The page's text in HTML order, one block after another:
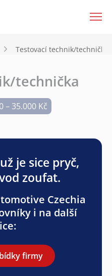
Testovací technik/technička
technička
– 35.000 Kč
je sice pryč,
zoufat.
Czechia
i na další
firmy